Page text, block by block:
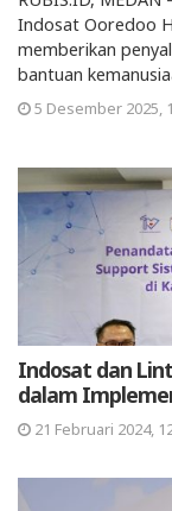
Indosat Ooredoo
memberikan
bantuan
5 Desember 2025,
Indosat dan
dalam
21 Februari 2024,